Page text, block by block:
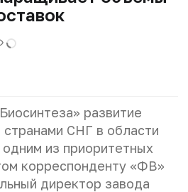
развитие
странами СНГ в области
из приоритетных
корреспонденту «ФВ»
директор завода